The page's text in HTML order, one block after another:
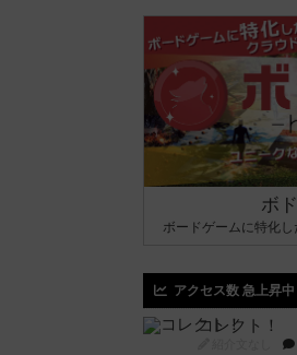
ボ
ボードゲームに特化
アクセス数 急上昇中
コレクト！